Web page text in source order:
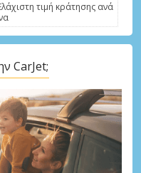
αποκλειστικές
τιμή κράτησης ανά
CarJet;